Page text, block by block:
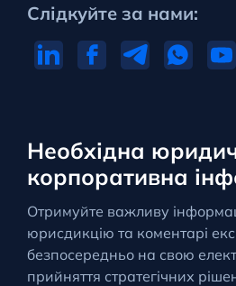
Необхідна
корпоративна
Отримуйте важливу
юрисдикцію та коментарі
безпосередньо на свою
прийняття стратегічних
Слідкуйте за нами: